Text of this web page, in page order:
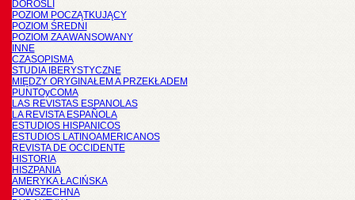
DOROŚLI
POZIOM POCZĄTKUJĄCY
POZIOM ŚREDNI
POZIOM ZAAWANSOWANY
INNE
CZASOPISMA
STUDIA IBERYSTYCZNE
MIĘDZY ORYGINAŁEM A PRZEKŁADEM
PUNTOyCOMA
LAS REVISTAS ESPANOLAS
LA REVISTA ESPAÑOLA
ESTUDIOS HISPANICOS
ESTUDIOS LATINOAMERICANOS
REVISTA DE OCCIDENTE
HISTORIA
HISZPANIA
AMERYKA ŁACIŃSKA
POWSZECHNA